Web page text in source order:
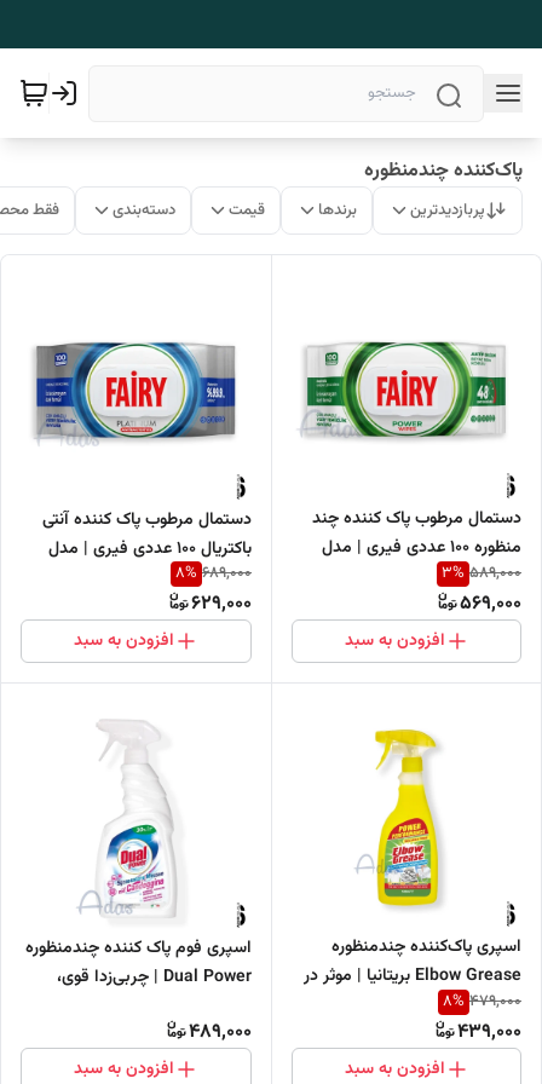
پاک‌کننده چندمنظوره
پربازدیدترین برندها قیمت دسته‌بندی فقط
دستمال مرطوب پاک کننده چند
منظوره 100 عددی فیری | مدل
Power Wipes
589,000
3%
569,000
افزودن به سبد
دستمال مرطوب پاک کننده آنتی
باکتریال 100 عددی فیری | مدل
Platinum
689,000
8%
629,000
افزودن به سبد
اسپری پاک‌کننده چندمنظوره
Elbow Grease بریتانیا | موثر در
از بین بردن چربی و آلودگی‌
479,000
8%
439,000
افزودن به سبد
اسپری فوم پاک کننده چندمنظوره
Dual Power | چربی‌زدا قوی،
489,000
افزودن به سبد